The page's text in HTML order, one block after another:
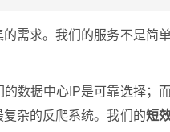
需求。我们的服务不是简
数据中心IP是可靠选择；而
复杂的反爬系统。我们的短